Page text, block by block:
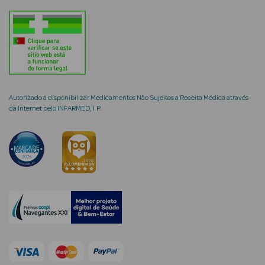
Rosto e
Ver Tudo
Rosto
Hidratantes
Séruns Faciais
Creme de Olhos
envelhecimento
Autorizado a disponibilizar Medicamentos Não Sujeitos a Receita Médica através
da Internet pelo INFARMED, I.P.